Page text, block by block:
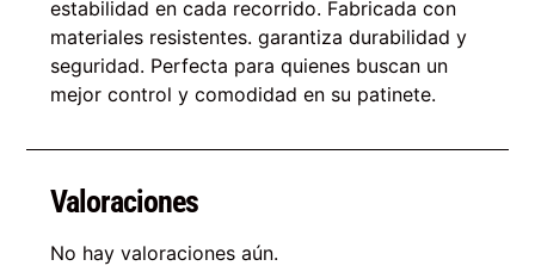
estabilidad en cada recorrido. Fabricada con
materiales resistentes. garantiza durabilidad y
seguridad. Perfecta para quienes buscan un
mejor control y comodidad en su patinete.
Valoraciones
No hay valoraciones aún.